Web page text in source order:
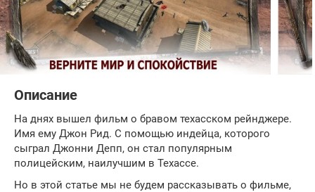
Описание
На днях вышел фильм о бравом техасском рейнджере.
Имя ему Джон Рид. С помощью индейца, которого
сыграл Джонни Депп, он стал популярным
полицейским, наилучшим в Техассе.
Но в этой статье мы не будем рассказывать о фильме,